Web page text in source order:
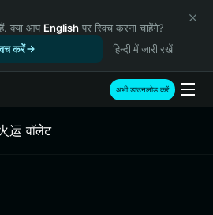
क्या आप English पर स्विच करना चाहेंगे?
करें
हिन्दी में जारी रखें
अभी डाउनलोड करें
运 वॉलेट